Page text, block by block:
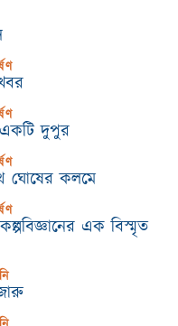
একটি দুপুর
ঘোষের কলমে
কল্পবিজ্ঞানের এক বিস্মৃত